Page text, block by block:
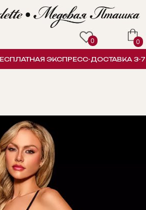
ЭКСПРЕСС-ДОСТАВКА 3-7